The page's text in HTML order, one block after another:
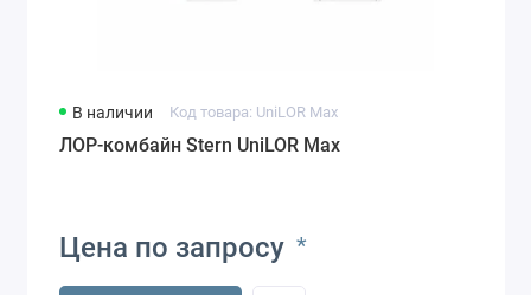
В наличии Код товара: UniLOR Max
ЛОР-комбайн Stern UniLOR Max
Цена по запросу *